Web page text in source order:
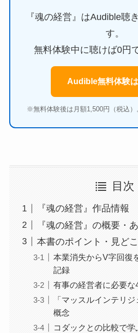
『魂の経営』はAudible聴
す。
無料体験中に聴けば0円
Audible無料体験
※無料体験後は月額1,500円（税込）
目次
『魂の経営』作品情報
『魂の経営』の概要・
本書のポイント・見ど
本業消失からV字回復
記録
有事の経営者に必要
「マッスルインテリ
概念
コダックとの比較で